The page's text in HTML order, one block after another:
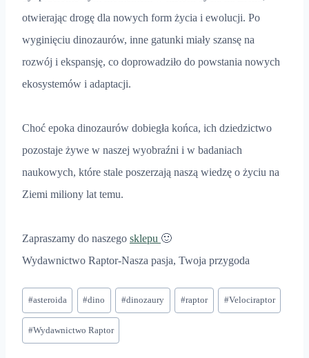
otwierając drogę dla nowych form życia i ewolucji. Po
wyginięciu dinozaurów, inne gatunki miały szansę na
rozwój i ekspansję, co doprowadziło do powstania nowych
ekosystemów i adaptacji.
Choć epoka dinozaurów dobiegła końca, ich dziedzictwo
pozostaje żywe w naszej wyobraźni i w badaniach
naukowych, które stale poszerzają naszą wiedzę o życiu na
Ziemi miliony lat temu.
Zapraszamy do naszego sklepu 🙂
Wydawnictwo Raptor-Nasza pasja, Twoja przygoda
Tagi
wpisu:
#asteroida #dino #dinozaury #raptor #Velociraptor
#Wydawnictwo Raptor